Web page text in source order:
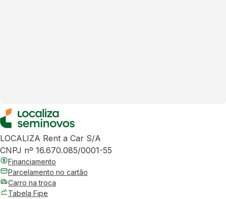
LOCALIZA Rent a Car S/A
CNPJ nº 16.670.085/0001-55
Financiamento
Parcelamento no cartão
Carro na troca
Tabela Fipe